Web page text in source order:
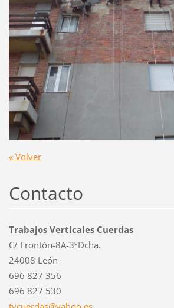
« Volver
Contacto
Trabajos Verticales Cuerdas
C/ Frontón-8A-3ºDcha.
24008 León
696 827 356
696 827 530